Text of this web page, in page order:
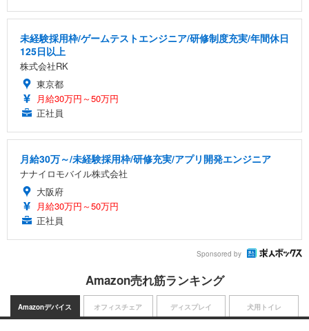
未経験採用枠/ゲームテストエンジニア/研修制度充実/年間休日
125日以上
株式会社RK
東京都
月給30万円～50万円
正社員
月給30万～/未経験採用枠/研修充実/アプリ開発エンジニア
ナナイロモバイル株式会社
大阪府
月給30万円～50万円
正社員
Sponsored by
Amazon売れ筋ランキング
Amazonデバイス オフィスチェア ディスプレイ 犬用トイレ